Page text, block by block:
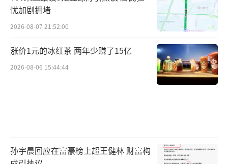
忧加剧拥堵
2026-08-07 21:52:00
涨价1元的冰红茶 两年少赚了15亿
2026-08-06 15:44:44
孙宇晨回应在富豪榜上超王健林 财富构